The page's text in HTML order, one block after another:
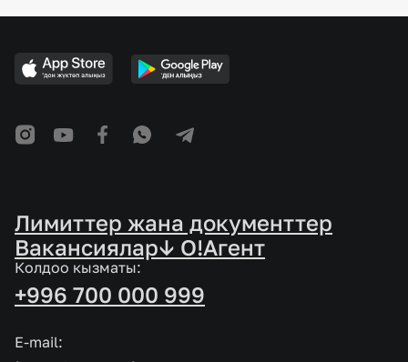
Лимиттер жана документтер
Вакансиялар↓ O!Агент
Колдоо кызматы:
+996 700 000 999
E-mail: